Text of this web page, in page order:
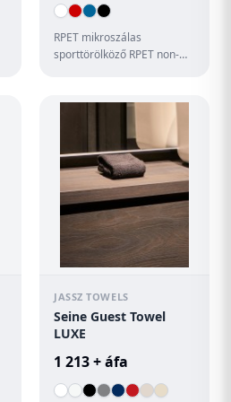
RPET mikroszálas
sporttörölköző RPET non-
címkével. RPET pol...
JASSZ TOWELS
Seine Guest Towel
LUXE
1 213 + áfa